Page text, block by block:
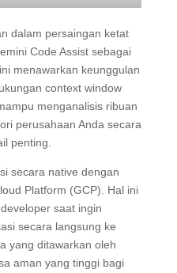
dalam persaingan ketat
Code Assist sebagai
menawarkan keunggulan
context window
menganalisis ribuan
perusahaan Anda secara
penting.
secara native dengan
Platform (GCP). Hal ini
saat ingin
secara langsung ke
yang ditawarkan oleh
aman yang tinggi bagi